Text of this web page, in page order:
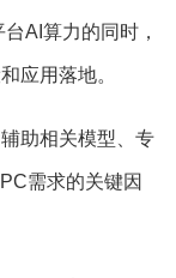
AI算力的同时，
应用落地。
助相关模型、专
需求的关键因